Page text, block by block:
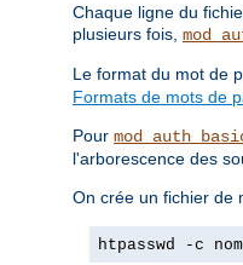
Chaque ligne du
plusieurs fois,
Le format du mot de
Formats de mots de
Pour
l'arborescence des
On crée un fichier de
htpasswd -c